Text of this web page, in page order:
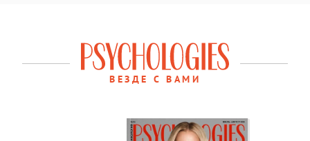
ВЕЗДЕ С ВАМИ